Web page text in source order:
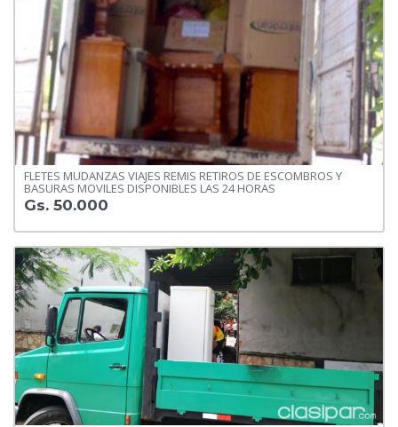
FLETES MUDANZAS VIAJES REMIS RETIROS DE ESCOMBROS Y
BASURAS MOVILES DISPONIBLES LAS 24 HORAS
Gs. 50.000